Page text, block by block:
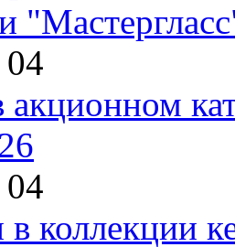
04
акционном
04
коллекции